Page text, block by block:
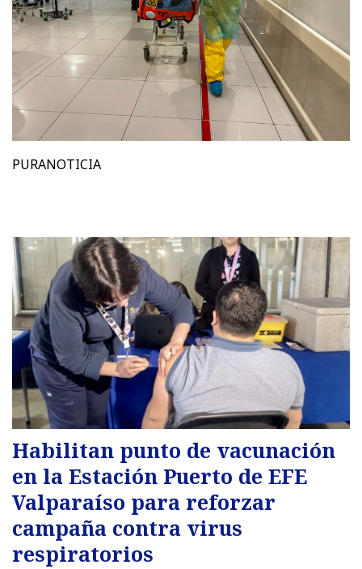
PURANOTICIA
Habilitan punto de vacunación
en la Estación Puerto de EFE
Valparaíso para reforzar
campaña contra virus
respiratorios